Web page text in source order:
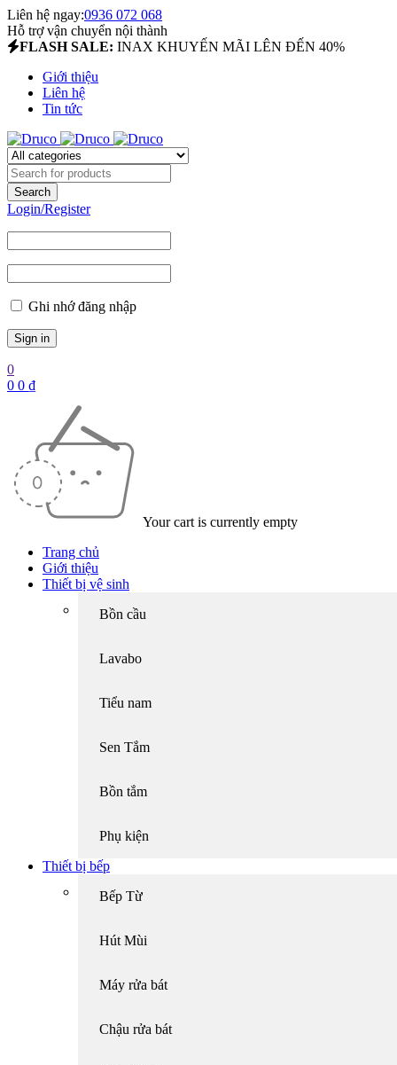
Liên hệ ngay:0936 072 068
Hỗ trợ vận chuyển nội thành
FLASH SALE: INAX KHUYẾN MÃI LÊN ĐẾN 40%
Giới thiệu
Liên hệ
Tin tức
Login/Register
Ghi nhớ đăng nhập
0
0 0 ₫
Your cart is currently empty
Trang chủ
Giới thiệu
Thiết bị vệ sinh
Bồn cầu
Lavabo
Tiểu nam
Sen Tắm
Bồn tắm
Phụ kiện
Thiết bị bếp
Bếp Từ
Hút Mùi
Máy rửa bát
Chậu rửa bát